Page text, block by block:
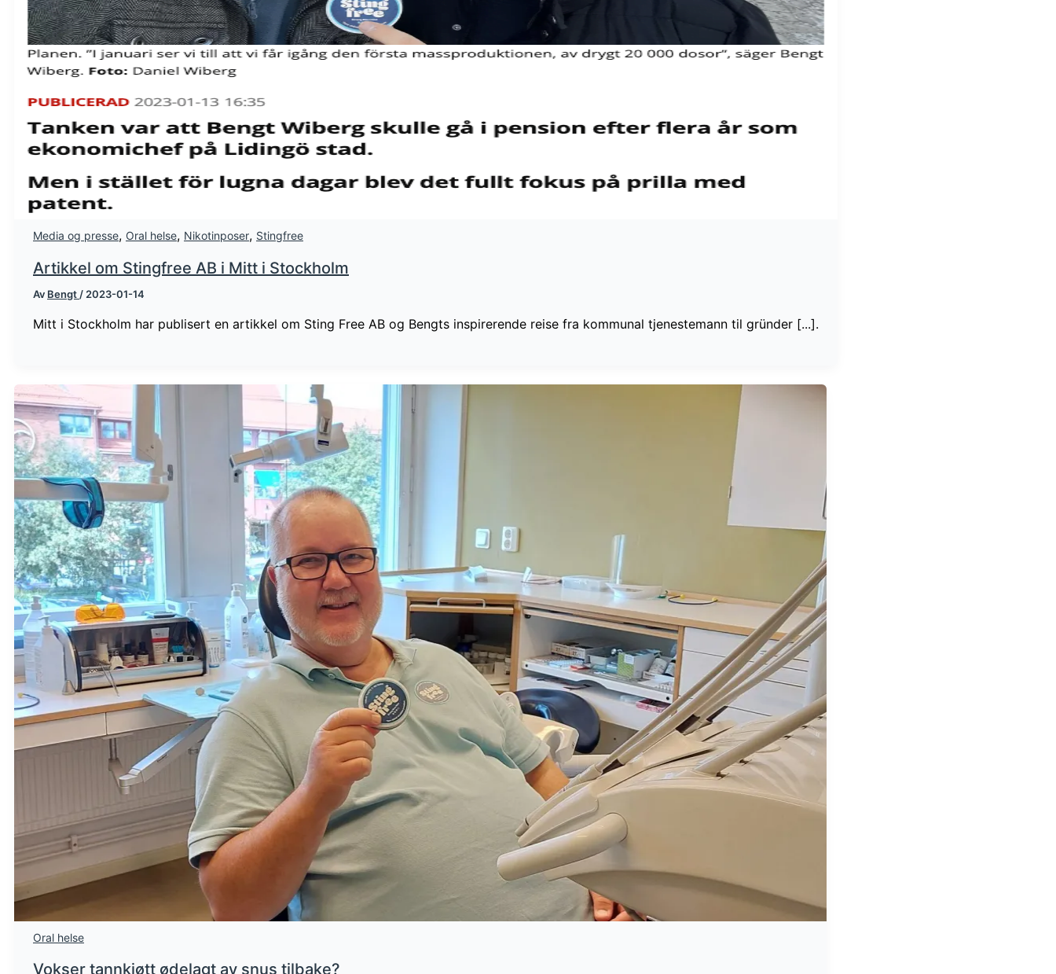
Media og presse, Oral helse, Nikotinposer, Stingfree
Artikkel om Stingfree AB i Mitt i Stockholm
Av Bengt / 2023-01-14
Mitt i Stockholm har publisert en artikkel om Sting Free AB og Bengts inspirerende reise fra kommunal tjenestemann til gründer [...].
Oral helse
Vokser tannkjøtt ødelagt av snus tilbake?